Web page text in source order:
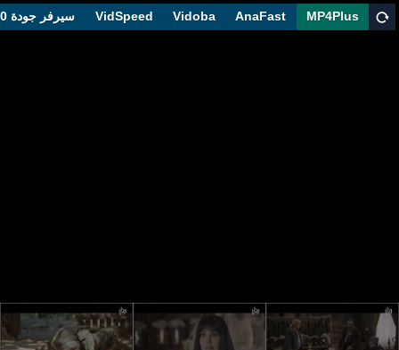
MP4Plus
AnaFast
Vidoba
VidSpeed سيرفر جودة 1080